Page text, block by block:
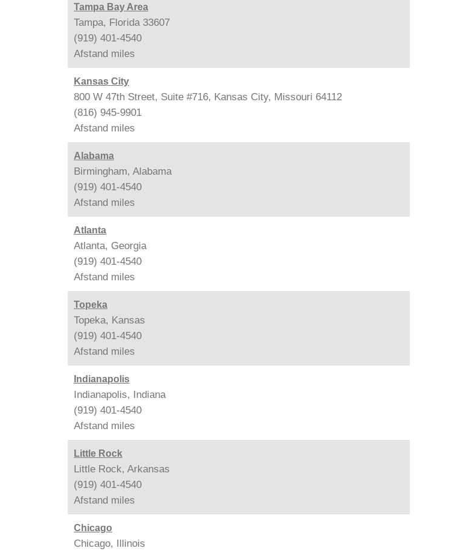
Tampa Bay Area
Tampa, Florida 33607
(919) 401-4540
Afstand miles
Kansas City
800 W 47th Street, Suite #716, Kansas City, Missouri 64112
(816) 945-9901
Afstand miles
Alabama
Birmingham, Alabama
(919) 401-4540
Afstand miles
Atlanta
Atlanta, Georgia
(919) 401-4540
Afstand miles
Topeka
Topeka, Kansas
(919) 401-4540
Afstand miles
Indianapolis
Indianapolis, Indiana
(919) 401-4540
Afstand miles
Little Rock
Little Rock, Arkansas
(919) 401-4540
Afstand miles
Chicago
Chicago, Illinois